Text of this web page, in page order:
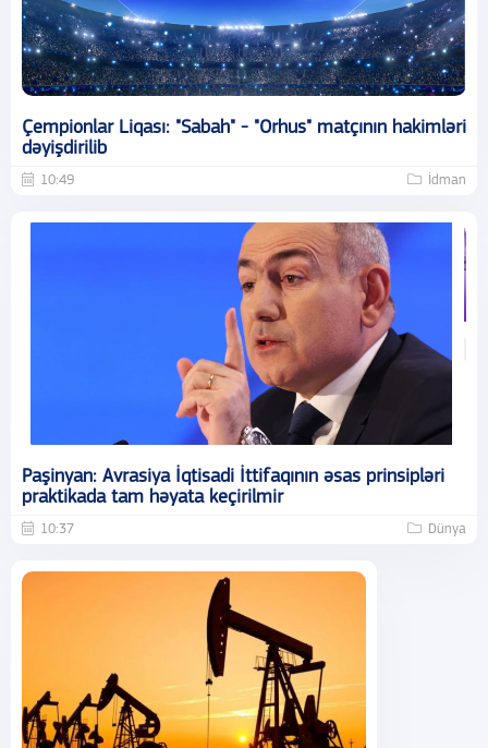
Çempionlar Liqası: "Sabah" - "Orhus" matçının hakimləri
dəyişdirilib
10:49 İdman
Paşinyan: Avrasiya İqtisadi İttifaqının əsas prinsipləri
praktikada tam həyata keçirilmir
10:37 Dünya